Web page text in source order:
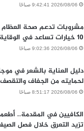
2026/08/06 9:42:41 صباحًا
مشروبات تدعم صحة
10 خيارات تساعد في الوقاية من الهشاشة
2026/08/06 9:02:36 صباحًا
لحمايته من الجفاف والتقصف
2026/08/06 8:51:17 صباحًا
الكافيين في المقدمة..
تزيد التعرق خلال فصل